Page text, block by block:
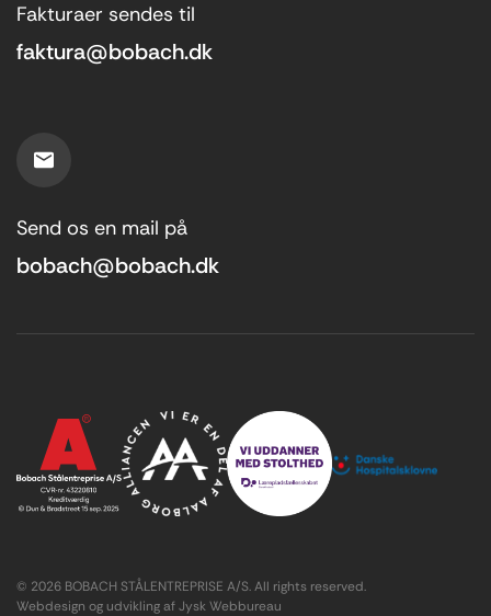
Fakturaer sendes til
faktura@bobach.dk
Send os en mail på
bobach@bobach.dk
© 2026 BOBACH STÅLENTREPRISE A/S. All rights reserved.
Webdesign og udvikling af Jysk Webbureau